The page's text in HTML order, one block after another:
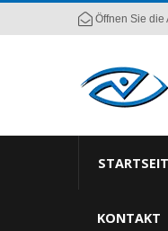
Öffnen Sie die
KONTAKT